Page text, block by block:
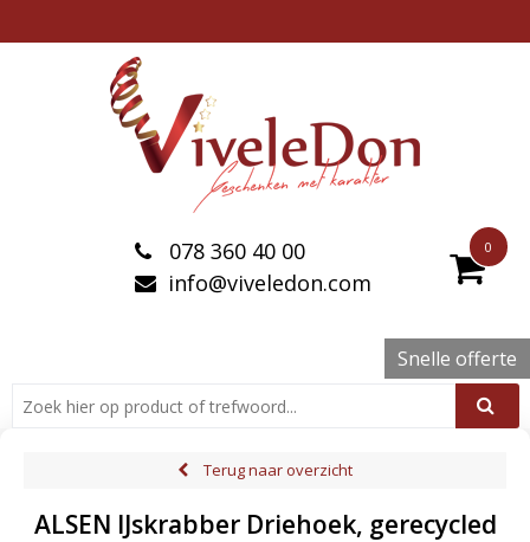
0
078 360 40 00
info@viveledon.com
Snelle offerte
Terug naar overzicht
ALSEN IJskrabber Driehoek, gerecycled